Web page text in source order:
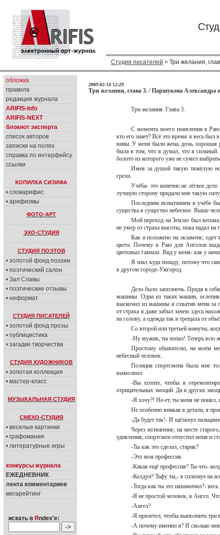
Студия писателей > Три желания,
обложка
правила
редакция журнала
ARIFIS-info
ARIFIS-NEXT
блокнот эксперта
список авторов
записки на полях
справка по интерфейсу
ссылки
КОПИЛКА СИЗИФА
• словарифис
• арифизмы
ФОТО-АРТ
ЭХО-СТУДИЯ
СТУДИЯ ПОЭТОВ
• золотой фонд поэзии
• поэтический салон
• Зал Славы
• поэтические отзывы
• неформат
СТУДИЯ ПИСАТЕЛЕЙ
• золотой фонд прозы
• публицистика
• загадки творчества
СТУДИЯ ХУДОЖНИКОВ
• золотая коллекция
• мастер-класс
МУЗЫКАЛЬНАЯ СТУДИЯ
СМЕХО-СТУДИЯ
• веселые картинки
• графомания
• литературные игры
конкурсы журнала
ЕЖЕДНЕВНИК
лента комментариев
мегарейтинг
искать в Я ndex'е:
2009-02-14 12:29
Три желания, глава 3. / Паршукова Александра
Три желания. Глава 3.
С момента моего появления в
кто его знает? Всё это время я весь
вины. У меня были жена, дочь, хорошая
была в том, что я думал, что я сильный.
болото из которого уже не сумел
Имея за душой такую тяжёлую
грехи.
Учёба- это конечно не лёгкое
лучшую сторону придали мне такую
Последним испытанием в учёбе
существа в существо небесное. Выше
Мой переход на Землю был весьма
не умер от страха высоты, пока падал
Как и положено на экзамене,
цвета. Почему в Раю для Ангелов
цветовых гаммах. Вид у меня- как у
Я знал куда попаду, потому что
в другом городе-Ужгород.
Дело было заполночь. Придя в
машины. Одна из таких машин, ослепив
выскочил из машины и схватив меня за
от страха я даже забыл зачем здесь
на голову, а одежда так и трещала от
Со второй или третьей минуты,
-Ну мужик, ты попал! Теперь всю
Простому обывателю, на моём
небесный человек.
Позиция спортсмена была мне
вымолвил:
-Вы хотите, чтобы я
отрицательных эмоций. Да и других
-Я хочу?! Не-ет, ты меня не
Не особенно вникая в детали, я
-Да будет так!- И щёлкнул
Через мгновение, на месте
удивления, спортсмен отпустил меня и
-Ты как это сделал, старик?
-Это моя профессия.
-Какая ещё профессия? Ты что-
-Колдун? Тьфу ты,- я сплюнул на
-Тогда как ты это нахимичил?-
-Я не простой человек, я Ангел.
-Ангел?
-Я прилетел, чтобы выполнить
-А почему именно я? И сколько мне